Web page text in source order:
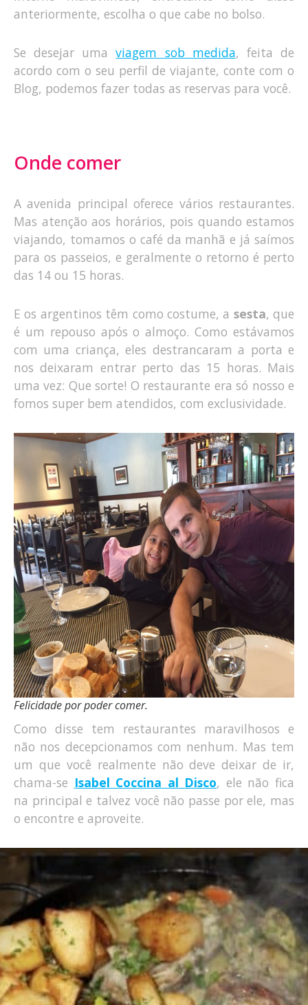
anteriormente, escolha o que cabe no bolso.
Se desejar umaviagem sob medida, feita de
acordo com o seu perfil de viajante, conte com o
Blog, podemos fazer todas as reservas para você.
Onde comer
A avenida principal oferece vários restaurantes.
Mas atenção aos horários, pois quando estamos
viajando, tomamos o café da manhã e já saímos
para os passeios, e geralmente o retorno é perto
das 14 ou 15 horas.
E os argentinos têm como costume, a sesta, que
é um repouso após o almoço. Como estávamos
com uma criança, eles destrancaram a porta e
nos deixaram entrar perto das 15 horas. Mais
uma vez: Que sorte! O restaurante era só nosso e
fomos super bem atendidos, com exclusividade.
Felicidade por poder comer.
Como disse tem restaurantes maravilhosos e
não nos decepcionamos com nenhum. Mas tem
um que você realmente não deve deixar de ir,
chama-se Isabel Coccina al Disco, ele não fica
na principal e talvez você não passe por ele, mas
o encontre e aproveite.